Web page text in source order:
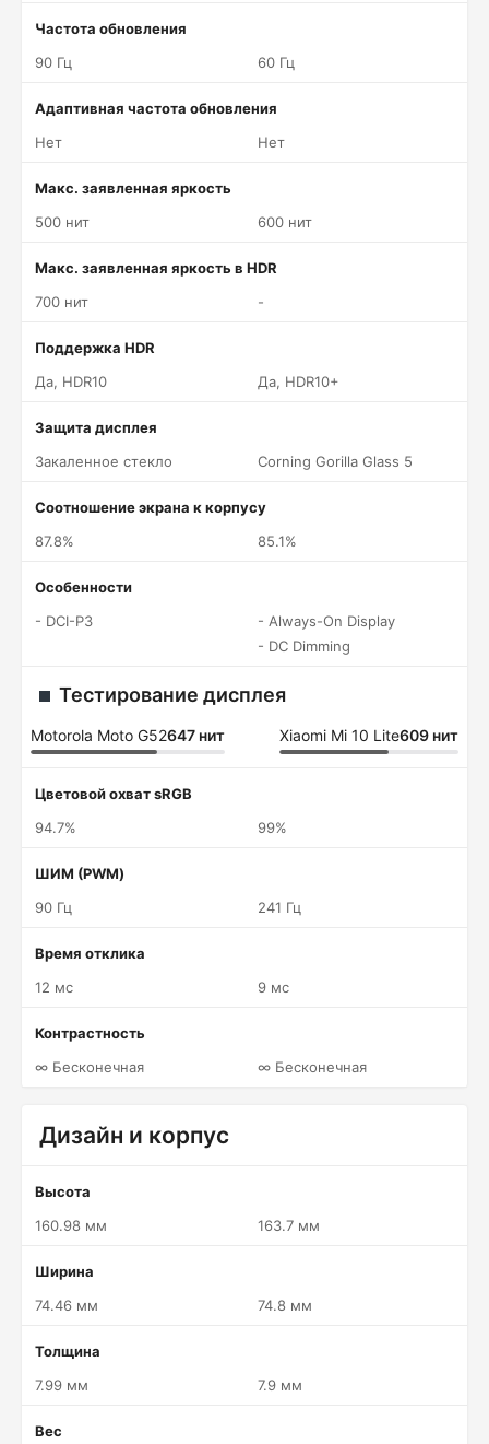
Частота обновления
90 Гц
60 Гц
Адаптивная частота обновления
Нет
Нет
Макс. заявленная яркость
500 нит
600 нит
Макс. заявленная яркость в HDR
700 нит
-
Поддержка HDR
Да, HDR10
Да, HDR10+
Защита дисплея
Закаленное стекло
Corning Gorilla Glass 5
Соотношение экрана к корпусу
87.8%
85.1%
Особенности
- DCI-P3
- Always-On Display
- DC Dimming
Тестирование дисплея
Motorola Moto G52647 нит Xiaomi Mi 10 Lite609 нит
Цветовой охват sRGB
94.7%
99%
ШИМ (PWM)
90 Гц
241 Гц
Время отклика
12 мс
9 мс
Контрастность
∞ Бесконечная
∞ Бесконечная
Дизайн и корпус
Высота
160.98 мм
163.7 мм
Ширина
74.46 мм
74.8 мм
Толщина
7.99 мм
7.9 мм
Вес